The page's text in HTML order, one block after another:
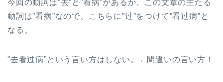
今回の動詞は”去”と”看病”があるが、この文章の主たる
動詞は”看病”なので、こちらに”过”をつけて”看过病”と
なる。
”去看过病”という言い方はしない。←間違いの言い方！